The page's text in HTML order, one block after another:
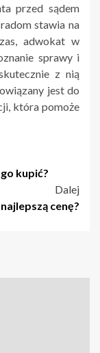
przed sądem
stawia na
adwokat w
sprawy i
z nią
jest do
która pomoże
kupić?
Dalej
cenę?